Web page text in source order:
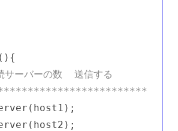
() {
ーバーの数  送信する